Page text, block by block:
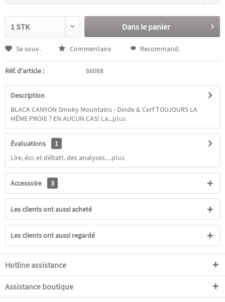
Dans le panier
Se souv. Commentaire Recommand.
Réf. d'article : 66088
Description
BLACK CANYON Smoky Mountains - Dinde & Cerf TOUJOURS LA
MÊME PROIE ? EN AUCUN CAS! La...plus
Évaluations
1
Lire, écr. et débatt. des analyses…plus
Accessoire 3
Les clients ont aussi acheté
Les clients ont aussi regardé
Hotline assistance
Assistance boutique